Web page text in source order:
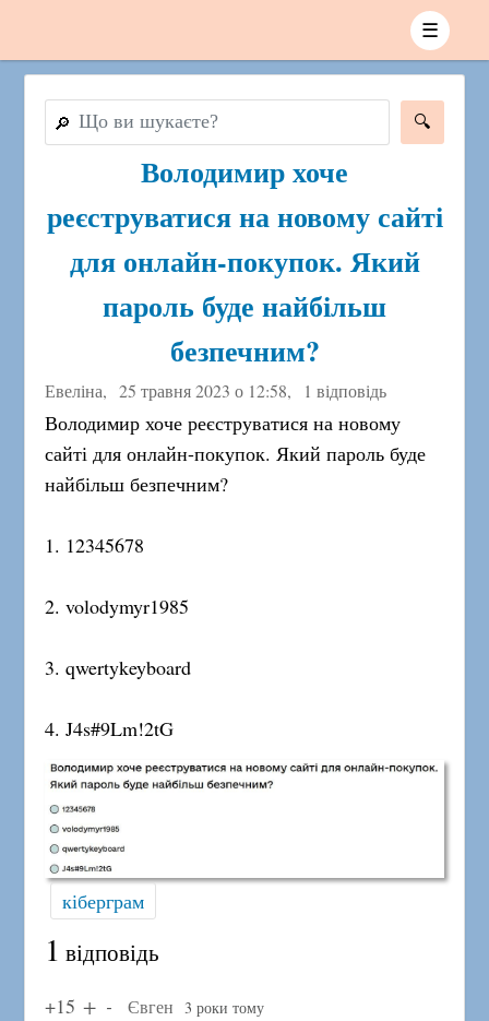
☰
🔎
Володимир хоче
реєструватися на новому сайті
для онлайн-покупок. Який
пароль буде найбільш
безпечним?
Евеліна, 25 травня 2023 о 12:58, 1 відповідь
Володимир хоче реєструватися на новому
сайті для онлайн-покупок. Який пароль буде
найбільш безпечним?
1. 12345678
2. volodymyr1985
3. qwertykeyboard
4. J4s#9Lm!2tG
кіберграм
1 відповідь
+15 Євген 3 роки тому